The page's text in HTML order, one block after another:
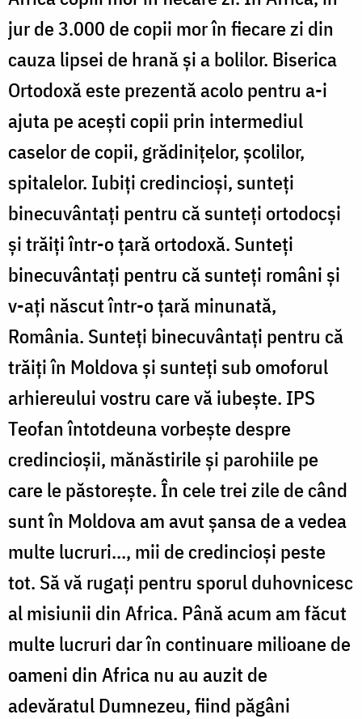
jur de 3.000 de copii mor în fiecare zi din
cauza lipsei de hrană și a bolilor. Biserica
Ortodoxă este prezentă acolo pentru a-i
ajuta pe acești copii prin intermediul
caselor de copii, grădinițelor, școlilor,
spitalelor. Iubiți credincioși, sunteți
binecuvântați pentru că sunteți ortodocși
și trăiți într-o țară ortodoxă. Sunteți
binecuvântați pentru că sunteți români și
v-ați născut într-o țară minunată,
România. Sunteți binecuvântați pentru că
trăiți în Moldova și sunteți sub omoforul
arhiereului vostru care vă iubește. IPS
Teofan întotdeuna vorbește despre
credincioșii, mănăstirile și parohiile pe
care le păstorește. În cele trei zile de când
sunt în Moldova am avut șansa de a vedea
multe lucruri..., mii de credincioși peste
tot. Să vă rugați pentru sporul duhovnicesc
al misiunii din Africa. Până acum am făcut
multe lucruri dar în continuare milioane de
oameni din Africa nu au auzit de
adevăratul Dumnezeu, fiind păgâni